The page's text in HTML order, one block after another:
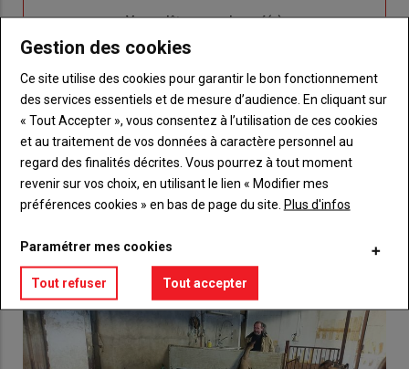
Sous-
Vous n'êtes pas abonné(e)
TITRE CRÉEZ UN COMPTE
BodyChoisissez votre formule et créez votre
compte pour accéder à tout {nom-site}.
Lien Créez un compte
Gestion des cookies
Ce site utilise des cookies pour garantir le bon fonctionnement
des services essentiels et de mesure d’audience. En cliquant sur
« Tout Accepter », vous consentez à l’utilisation de ces cookies
et au traitement de vos données à caractère personnel au
regard des finalités décrites. Vous pourrez à tout moment
revenir sur vos choix, en utilisant le lien « Modifier mes
préférences cookies » en bas de page du site. Plus d'infos
Paramétrer mes cookies
Tout refuser Tout accepter